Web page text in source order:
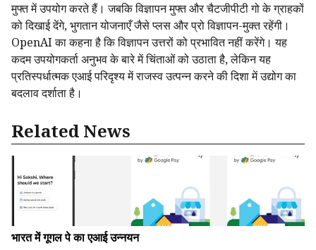
मुफ्त में उपयोग करते हैं। जबकि विज्ञापन मुफ्त और चैटजीपीटी गो के ग्राहकों
को दिखाई देंगे, भुगतान योजनाएँ जैसे प्लस और प्रो विज्ञापन-मुक्त रहेंगी।
OpenAI का कहना है कि विज्ञापन उत्तरों को प्रभावित नहीं करेंगे। यह
कदम उपयोगकर्ता अनुभव के बारे में चिंताओं को उठाता है, लेकिन यह
प्रतिस्पर्धात्मक एआई परिदृश्य में राजस्व उत्पन्न करने की दिशा में उद्योग का
बदलाव दर्शाता है।
Related News
भारत में गूगल पे का एआई उन्नयन